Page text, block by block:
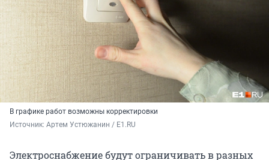
В графике работ возможны корректировки
Источник: Артем Устюжанин / E1.RU
Электроснабжение будут ограничивать в разных